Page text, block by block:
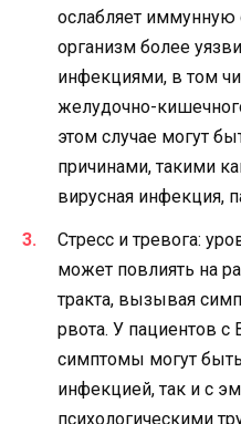
ослабляет иммунную
организм более
инфекциями, в том
желудочно-
этом случае могут
причинами, такими
вирусная инфекция,
Стресс и тревога:
может повлиять на
тракта, вызывая
рвота. У пациентов
симптомы могут
инфекцией, так и с
психологическими